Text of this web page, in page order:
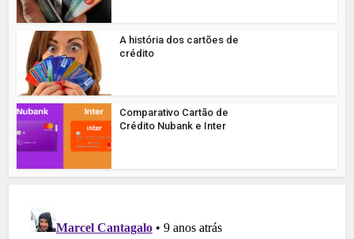
A história dos cartões de
crédito
Comparativo Cartão de
Crédito Nubank e Inter